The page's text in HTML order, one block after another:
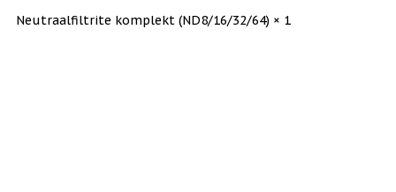
Neutraalfiltrite komplekt (ND8/16/32/64) × 1